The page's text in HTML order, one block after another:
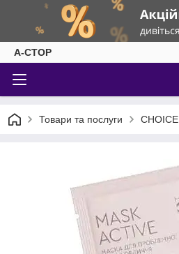
А-СТОР
Товари та послуги CHOICE